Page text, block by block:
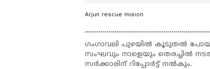
Arjun rescue mision
ഗം​ഗാവലി പുഴയില്‍ കൂടുതല്‍
സംഘവും നാളെയും തെരച്ചില്‍
സർക്കാരിന് റിപ്പോർട്ട് നൽകും.